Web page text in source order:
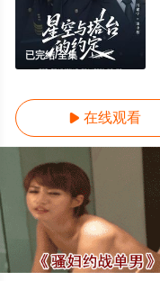
已完结/全集
 在线观看